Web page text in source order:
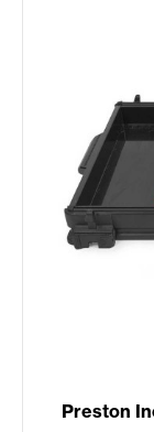
Preston